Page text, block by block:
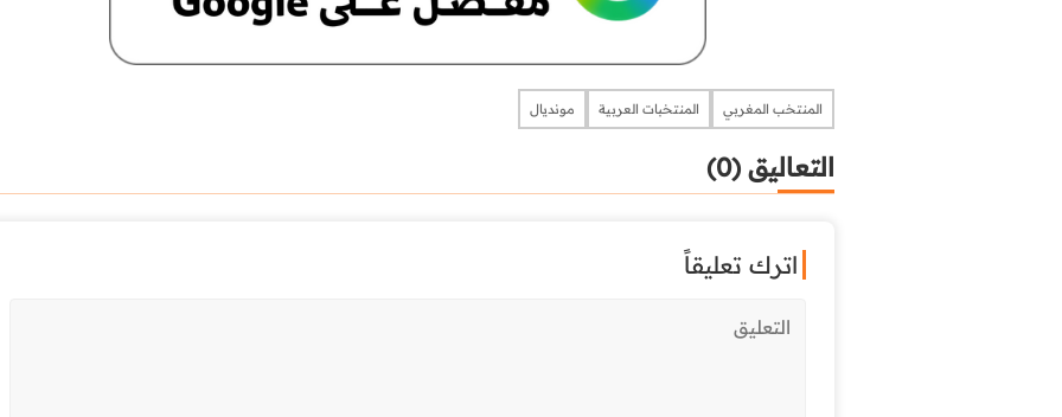
المنتخب المغربي المنتخبات العربية مونديال
التعاليق (0)
اترك تعليقاً